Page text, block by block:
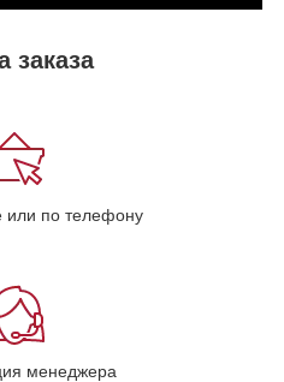
заказа
или по телефону
менеджера